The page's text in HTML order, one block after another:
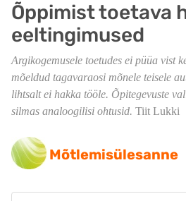
Õppimist toetava
eeltingimused
Argikogemusele toetudes ei püüa vist
mõeldud tagavaraosi mõnele teisele
lihtsalt ei hakka tööle. Õpitegevuste
silmas analoogilisi ohtusid. Tiit Lukki
Mõtlemisülesanne